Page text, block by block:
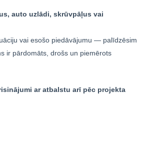
auto uzlādi, skrūvpāļus vai
vai esošo piedāvājumu — palīdzēsim
ir pārdomāts, drošs un piemērots
ar atbalstu arī pēc projekta